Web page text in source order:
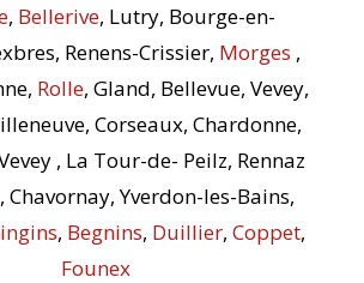
, Bellerive, Lutry, Bourge-en-
Renens-Crissier, Morges ,
Rolle, Gland, Bellevue, Vevey,
Corseaux, Chardonne,
, La Tour-de- Peilz, Rennaz
Chavornay, Yverdon-les-Bains,
, Begnins, Duillier, Coppet,
Founex